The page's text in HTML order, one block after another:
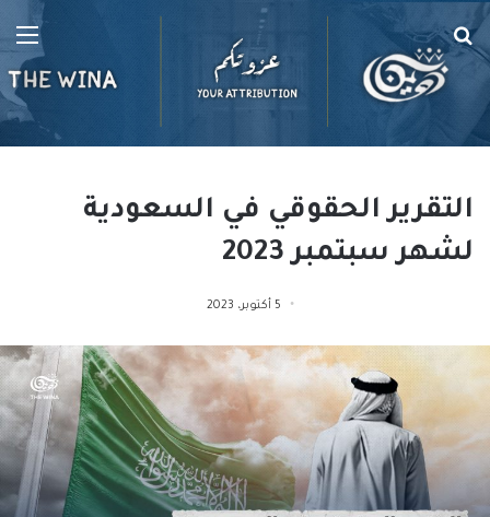
بحث
عن
التقرير الحقوقي في السعودية
لشهر سبتمبر 2023
5 أكتوبر، 2023